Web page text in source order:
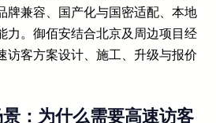
牌兼容、国产化与国密适配、本地
力。御佰安结合北京及周边项目经
访客方案设计、施工、升级与报价
：为什么需要高速访客